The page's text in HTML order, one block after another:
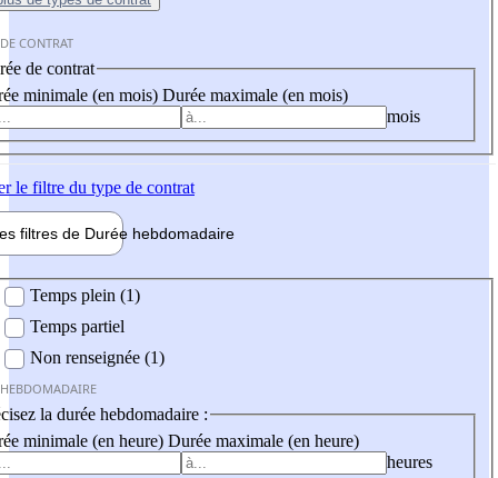
CONTRAT
de contrat
minimale (en mois) Durée maximale (en mois)
mois
le filtre du type de contrat
filtres de Durée hebdomadaire
Temps plein (1)
Temps partiel
Non renseignée (1)
la durée hebdomadaire :
minimale (en heure) Durée maximale (en heure)
heures